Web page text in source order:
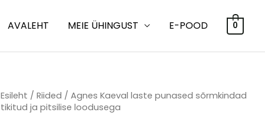
AVALEHT MEIE ÜHINGUST E-POOD 0
Esileht /Riided / Agnes Kaeval laste punased sõrmkindad
tikitud ja pitsilise loodusega